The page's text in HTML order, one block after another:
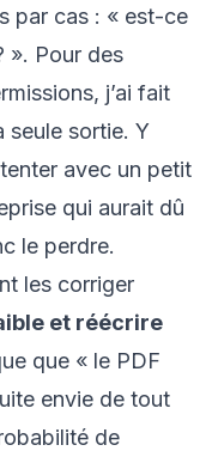
par cas : « est-ce
». Pour des
, j’ai fait
seule sortie. Y
avec un petit
qui aurait dû
le perdre.
les corriger
et réécrire
que « le PDF
envie de tout
de